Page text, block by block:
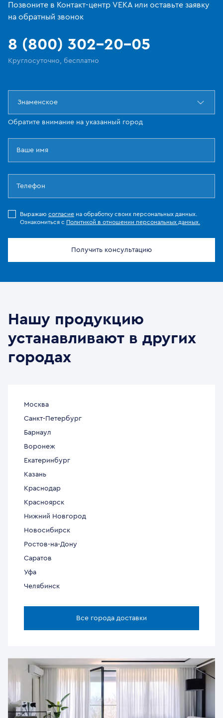
Позвоните в Контакт-центр VEKA или оставьте заявку
на обратный звонок
8 (800) 302-20-05
Круглосуточно, бесплатно
Знаменское
Обратите внимание на указанный город
Выражаю согласие на обработку своих персональных данных.
Ознакомиться с Политикой в отношении персональных данных.
Получить консультацию
Нашу продукцию
устанавливают в других
городах
Москва
Санкт-Петербург
Барнаул
Воронеж
Екатеринбург
Казань
Краснодар
Красноярск
Нижний Новгород
Новосибирск
Ростов-на-Дону
Саратов
Уфа
Челябинск
Все города доставки